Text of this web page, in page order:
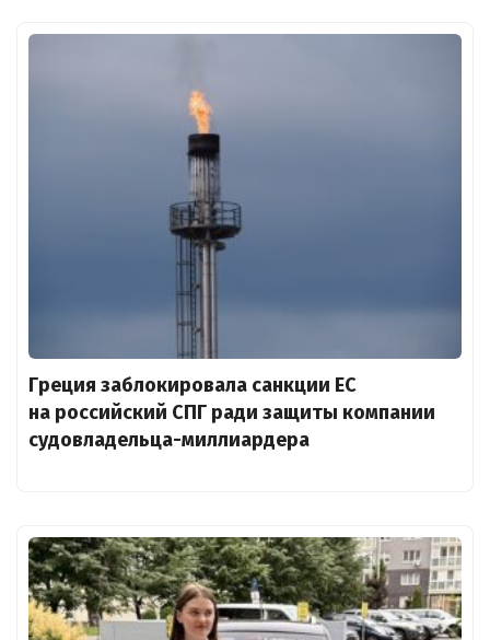
Греция заблокировала санкции ЕС
на российский СПГ ради защиты компании
судовладельца-миллиардера